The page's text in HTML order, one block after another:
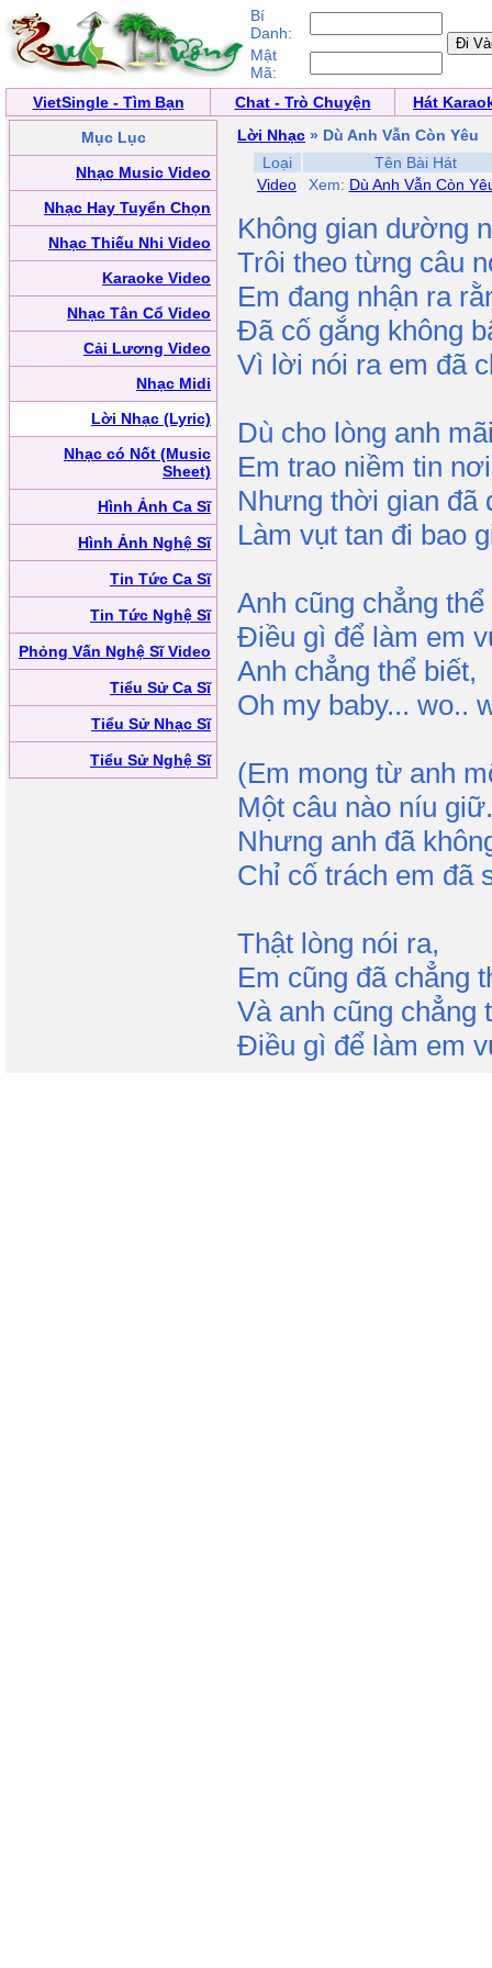
Bí
Danh:
Mật
Mã:
VietSingle - Tìm Bạn
Chat - Trò Chuyện
Hát
Mục Lục
Nhạc Music Video
Nhạc Hay Tuyển Chọn
Nhạc Thiếu Nhi Video
Karaoke Video
Nhạc Tân Cổ Video
Cải Lương Video
Nhạc Midi
Lời Nhạc (Lyric)
Nhạc có Nốt (Music
Sheet)
Hình Ảnh Ca Sĩ
Hình Ảnh Nghệ Sĩ
Tin Tức Ca Sĩ
Tin Tức Nghệ Sĩ
Phỏng Vấn Nghệ Sĩ Video
Tiểu Sử Ca Sĩ
Tiểu Sử Nhạc Sĩ
Tiểu Sử Nghệ Sĩ
Lời Nhạc » Dù Anh Vẫn Còn Yêu
Loại
Tên Bài Hát
Video
Xem: Dù Anh Vẫn Còn
Không gian dường
Trôi theo từng câu
Em đang nhận ra
Đã cố gắng không
Vì lời nói ra em đã
Dù cho lòng anh
Em trao niềm tin
Nhưng thời gian đã
Làm vụt tan đi bao
Anh cũng chẳng thể
Điều gì để làm em
Anh chẳng thể biết,
Oh my baby... wo..
(Em mong từ anh
Một câu nào níu giữ.
Nhưng anh đã
Chỉ cố trách em đã
Thật lòng nói ra,
Em cũng đã chẳng
Và anh cũng chẳng
Điều gì để làm em